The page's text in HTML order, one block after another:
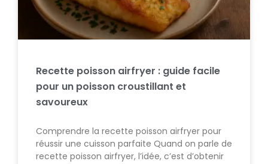
Recette poisson airfryer : guide facile
pour un poisson croustillant et
savoureux
Comprendre la recette poisson airfryer pour
réussir une cuisson parfaite Quand on parle de
recette poisson airfryer, l’idée, c’est d’obtenir